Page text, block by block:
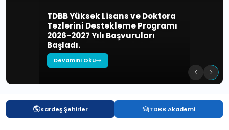
TDBB Yüksek Lisans ve Doktora
Tezlerini Destekleme Programı
2026-2027 Yılı Başvuruları
Başladı.
Devamını Oku
Kardeş Şehirler TDBB Akademi